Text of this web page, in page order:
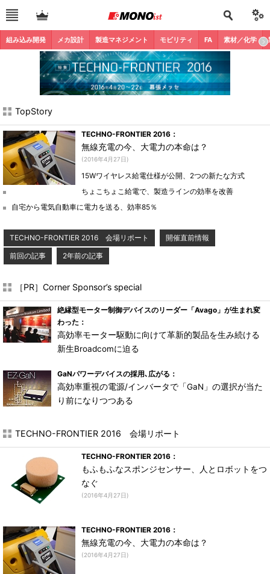
組み込み開発 メカ設計 製造マネジメント モビリティ FA 素材／化学
TopStory
TECHNO-FRONTIER 2016：
無線充電の今、大電力の本命は？
(2016年4月27日)
15Wワイヤレス給電仕様が公開、2つの新たな方式
ちょこちょこ給電で、製造ラインの効率を改善
自宅から電気自動車に電力を送る、効率85％
TECHNO-FRONTIER 2016 会場リポート
開催直前情報
前回の記事
2年前の記事
［PR］Corner Sponsor’s special
絶縁型モーター制御デバイスのリーダー「Avago」が生まれ変
わった：
高効率モーター駆動に向けて革新的製品を生み続ける
新生Broadcomに迫る
GaNパワーデバイスの採用､広がる：
高効率重視の電源/インバータで「GaN」の選択が当た
り前になりつつある
TECHNO-FRONTIER 2016 会場リポート
TECHNO-FRONTIER 2016：
もふもふなスポンジセンサー、人とロボットをつ
なぐ
(2016年4月27日)
TECHNO-FRONTIER 2016：
無線充電の今、大電力の本命は？
(2016年4月27日)